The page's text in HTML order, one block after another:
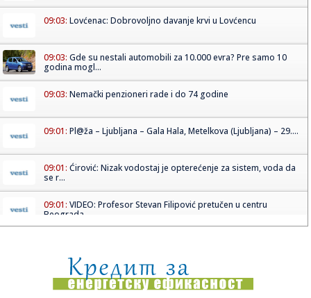
09:03: Lovćenac: Dobrovoljno davanje krvi u Lovćencu
09:03: Gde su nestali automobili za 10.000 evra? Pre samo 10
godina mogl...
09:03: Nemački penzioneri rade i do 74 godine
09:01: Pl@ža – Ljubljana – Gala Hala, Metelkova (Ljubljana) – 29....
09:01: Ćirović: Nizak vodostaj je opterećenje za sistem, voda da
se r...
09:01: VIDEO: Profesor Stevan Filipović pretučen u centru
Beograda
09:00:Pokradena Emina Jahović: Ostala bez 50.000 evra! Pevačica
očaj...